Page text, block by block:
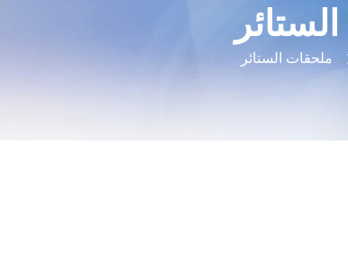
ملحقات الستائر